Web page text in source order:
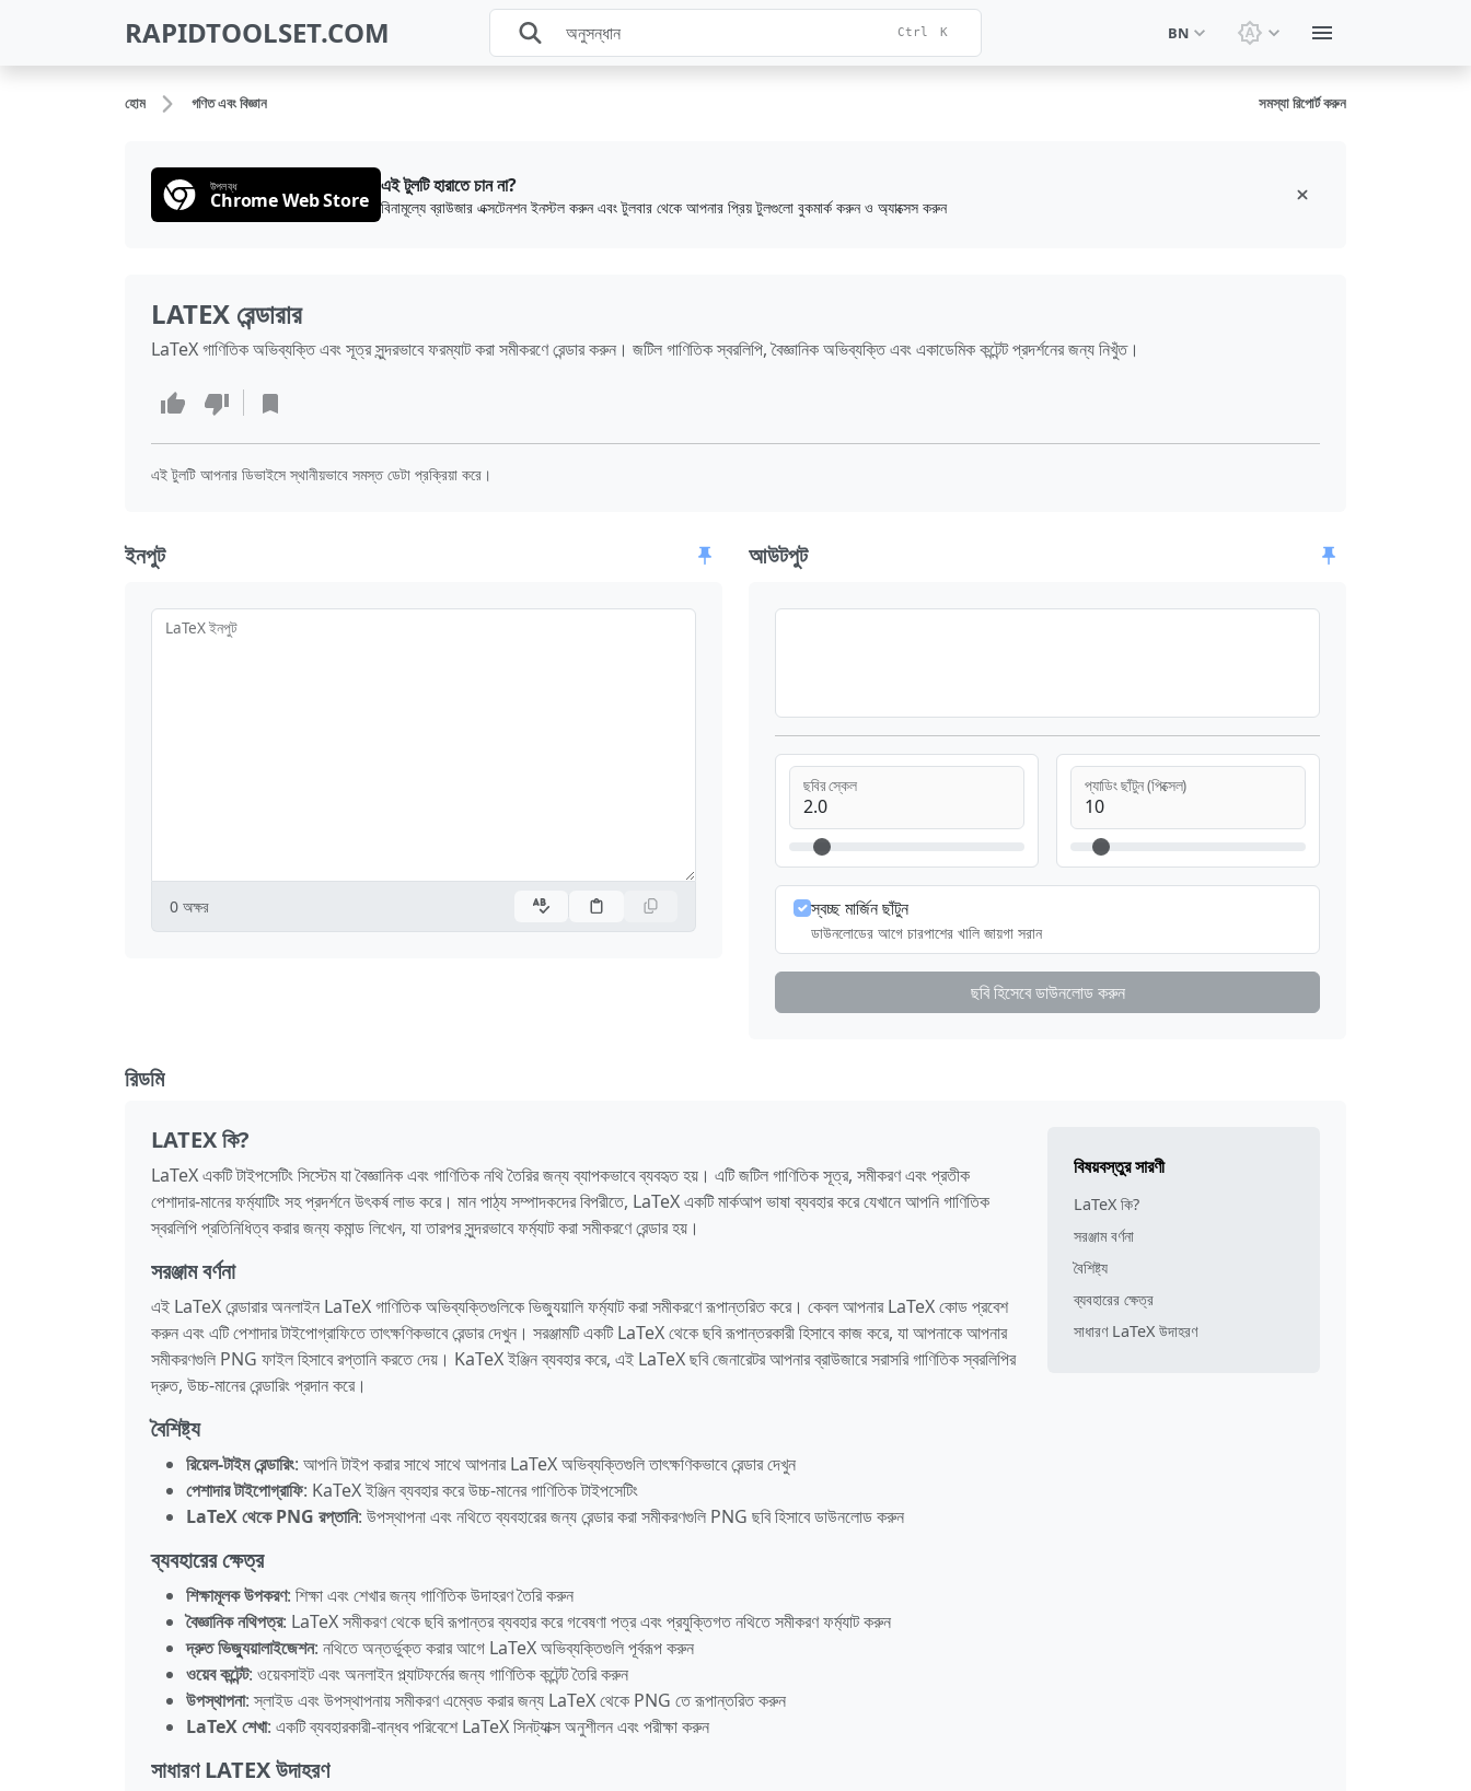
RAPIDTOOLSET.COM Ctrl K BN থিম পরিবর্তন করুন: সিস্টেম থিম
হোম গণিত এবং বিজ্ঞান সমস্যা রিপোর্ট করুন
উপলব্ধ
Chrome Web Store
এই টুলটি হারাতে চান না?
বিনামূল্যে ব্রাউজার এক্সটেনশন ইনস্টল করুন এবং টুলবার থেকে আপনার প্রিয় টুলগুলো বুকমার্ক করুন ও অ্যাক্সেস করুন
LATEX রেন্ডারার
LaTeX গাণিতিক অভিব্যক্তি এবং সূত্র সুন্দরভাবে ফরম্যাট করা সমীকরণে রেন্ডার করুন। জটিল গাণিতিক স্বরলিপি, বৈজ্ঞানিক অভিব্যক্তি এবং একাডেমিক কন্টেন্ট প্রদর্শনের জন্য নিখুঁত।
এই টুলটি আপনার ডিভাইসে স্থানীয়ভাবে সমস্ত ডেটা প্রক্রিয়া করে।
ইনপুট
LaTeX ইনপুট
0 অক্ষর
আউটপুট
ছবির স্কেল প্যাডিং ছাঁটুন (পিক্সেল)
স্বচ্ছ মার্জিন ছাঁটুন
ডাউনলোডের আগে চারপাশের খালি জায়গা সরান
ছবি হিসেবে ডাউনলোড করুন
রিডমি
LATEX কি?
LaTeX একটি টাইপসেটিং সিস্টেম যা বৈজ্ঞানিক এবং গাণিতিক নথি তৈরির জন্য ব্যাপকভাবে ব্যবহৃত হয়। এটি জটিল গাণিতিক সূত্র, সমীকরণ এবং প্রতীক
পেশাদার-মানের ফর্ম্যাটিং সহ প্রদর্শনে উৎকর্ষ লাভ করে। মান পাঠ্য সম্পাদকদের বিপরীতে, LaTeX একটি মার্কআপ ভাষা ব্যবহার করে যেখানে আপনি গাণিতিক
স্বরলিপি প্রতিনিধিত্ব করার জন্য কমান্ড লিখেন, যা তারপর সুন্দরভাবে ফর্ম্যাট করা সমীকরণে রেন্ডার হয়।
সরঞ্জাম বর্ণনা
এই LaTeX রেন্ডারার অনলাইন LaTeX গাণিতিক অভিব্যক্তিগুলিকে ভিজ্যুয়ালি ফর্ম্যাট করা সমীকরণে রূপান্তরিত করে। কেবল আপনার LaTeX কোড প্রবেশ
করুন এবং এটি পেশাদার টাইপোগ্রাফিতে তাৎক্ষণিকভাবে রেন্ডার দেখুন। সরঞ্জামটি একটি LaTeX থেকে ছবি রূপান্তরকারী হিসাবে কাজ করে, যা আপনাকে আপনার
সমীকরণগুলি PNG ফাইল হিসাবে রপ্তানি করতে দেয়। KaTeX ইঞ্জিন ব্যবহার করে, এই LaTeX ছবি জেনারেটর আপনার ব্রাউজারে সরাসরি গাণিতিক স্বরলিপির
দ্রুত, উচ্চ-মানের রেন্ডারিং প্রদান করে।
বৈশিষ্ট্য
রিয়েল-টাইম রেন্ডারিং: আপনি টাইপ করার সাথে সাথে আপনার LaTeX অভিব্যক্তিগুলি তাৎক্ষণিকভাবে রেন্ডার দেখুন
পেশাদার টাইপোগ্রাফি: KaTeX ইঞ্জিন ব্যবহার করে উচ্চ-মানের গাণিতিক টাইপসেটিং
LaTeX থেকে PNG রপ্তানি: উপস্থাপনা এবং নথিতে ব্যবহারের জন্য রেন্ডার করা সমীকরণগুলি PNG ছবি হিসাবে ডাউনলোড করুন
ব্যবহারের ক্ষেত্র
শিক্ষামূলক উপকরণ: শিক্ষা এবং শেখার জন্য গাণিতিক উদাহরণ তৈরি করুন
বৈজ্ঞানিক নথিপত্র: LaTeX সমীকরণ থেকে ছবি রূপান্তর ব্যবহার করে গবেষণা পত্র এবং প্রযুক্তিগত নথিতে সমীকরণ ফর্ম্যাট করুন
দ্রুত ভিজ্যুয়ালাইজেশন: নথিতে অন্তর্ভুক্ত করার আগে LaTeX অভিব্যক্তিগুলি পূর্বরূপ করুন
ওয়েব কন্টেন্ট: ওয়েবসাইট এবং অনলাইন প্ল্যাটফর্মের জন্য গাণিতিক কন্টেন্ট তৈরি করুন
উপস্থাপনা: স্লাইড এবং উপস্থাপনায় সমীকরণ এম্বেড করার জন্য LaTeX থেকে PNG তে রূপান্তরিত করুন
LaTeX শেখা: একটি ব্যবহারকারী-বান্ধব পরিবেশে LaTeX সিনট্যাক্স অনুশীলন এবং পরীক্ষা করুন
সাধারণ LATEX উদাহরণ
বিষয়বস্তুর সারণী
LaTeX কি?
সরঞ্জাম বর্ণনা
বৈশিষ্ট্য
ব্যবহারের ক্ষেত্র
সাধারণ LaTeX উদাহরণ